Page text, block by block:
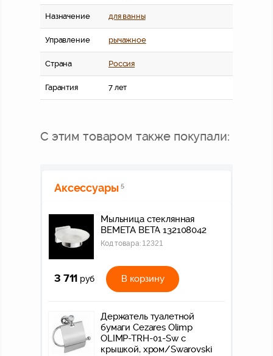
Назначение для ванны
Управление рычажное
Страна Россия
Гарантия 7 лет
С этим товаром также покупали:
Аксессуары 5
Мыльница стеклянная
BEMETA BETA 132108042
Код товара: 12321
3 711 руб В корзину
Держатель туалетной
бумаги Cezares Olimp
OLIMP-TRH-01-Sw с
крышкой, хром/Swarovski